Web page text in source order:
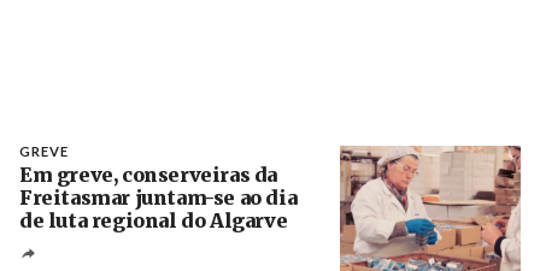
GREVE
Em greve, conserveiras da
Freitasmar juntam-se ao dia
de luta regional do Algarve